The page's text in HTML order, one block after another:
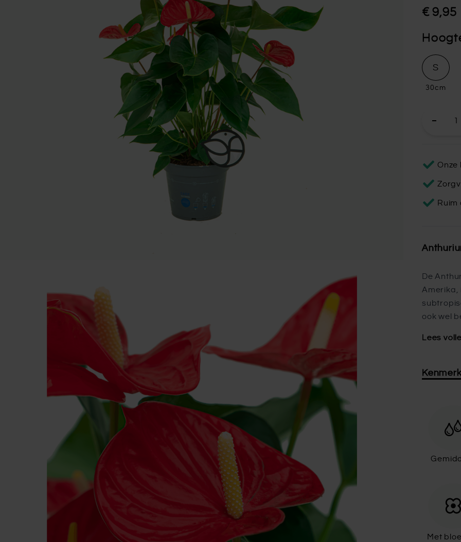
€ 9,95
S
30cm
Onze
De
Amerika,
ook wel
Lees
Met